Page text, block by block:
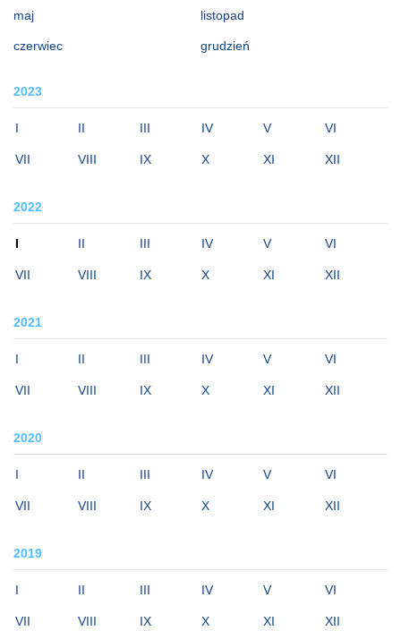
maj
czerwiec
listopad
grudzień
2023
I II III IV V VI
VII VIII IX X XI XII
2022
I II III IV V VI
VII VIII IX X XI XII
2021
I II III IV V VI
VII VIII IX X XI XII
2020
I II III IV V VI
VII VIII IX X XI XII
2019
I II III IV V VI
VII VIII IX X XI XII